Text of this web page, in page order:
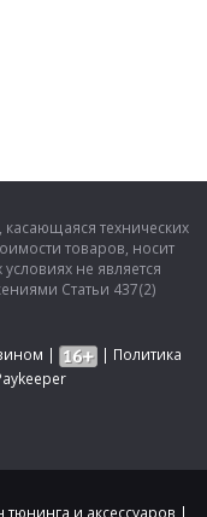
технических
товаров, носит
не является
Статьи 437(2)
| | Политика
тюнинга и аксессуаров |